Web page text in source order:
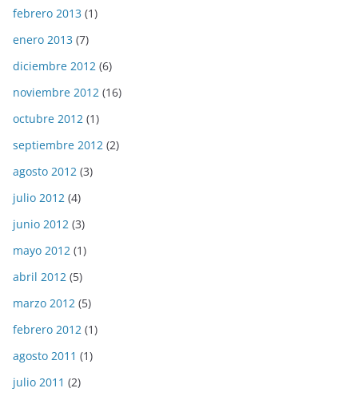
febrero 2013 (1)
enero 2013 (7)
diciembre 2012 (6)
noviembre 2012 (16)
octubre 2012 (1)
septiembre 2012 (2)
agosto 2012 (3)
julio 2012 (4)
junio 2012 (3)
mayo 2012 (1)
abril 2012 (5)
marzo 2012 (5)
febrero 2012 (1)
agosto 2011 (1)
julio 2011 (2)